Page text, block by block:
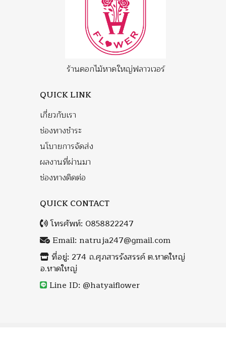
ร้านดอกไม้หาดใหญ่ฟลาวเวอร์
QUICK LINK
เกี่ยวกับเรา
ช่องทางชำระ
นโบายการจัดส่ง
ผลงานที่ผ่านมา
ช่องทางติดต่อ
QUICK CONTACT
โทรศัพท์: 0858822247
Email: natruja247@gmail.com
ที่อยู่: 274 ถ.ศุภสารรังสรรค์ ต.หาดใหญ่
อ.หาดใหญ่
Line ID: @hatyaiflower